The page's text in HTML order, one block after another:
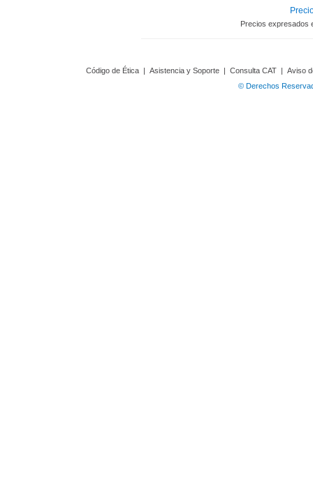
Precios expresados
Código de Ética | Asistencia y Soporte | Consulta CAT | Aviso
© Derechos